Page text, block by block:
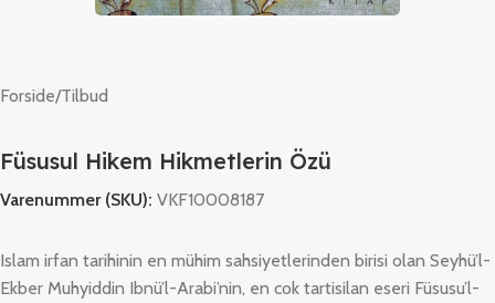
Forside/Tilbud
Füsusul Hikem Hikmetlerin Özü
Varenummer (SKU): VKF10008187
Islam irfan tarihinin en mühim sahsiyetlerinden birisi olan Seyhü’l-
Ekber Muhyiddin Ibnü’l-Arabi’nin, en cok tartisilan eseri Füsusu’l-